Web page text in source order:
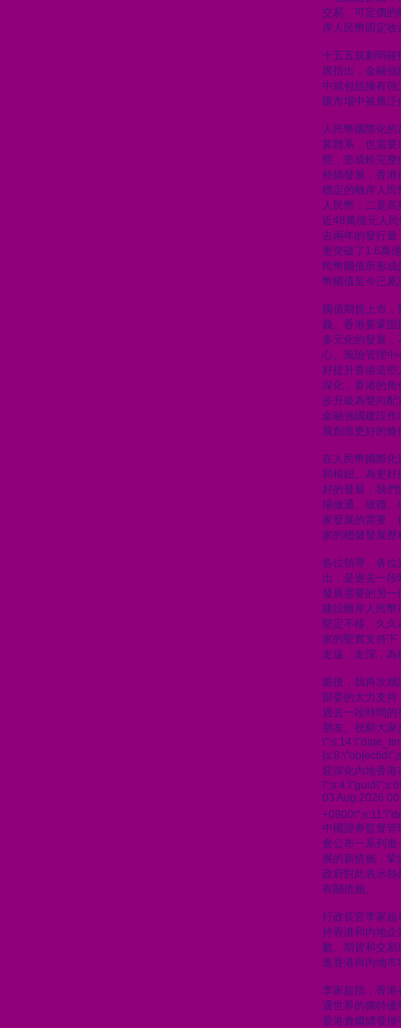
交易、可定價的
岸人民幣固定
十五五規劃明確
席指出，金融
中就包括擁有強
匯市場中被廣
人民幣國際化
算體系，也需要
態，形成較完整
持續發展，香港
穩定的離岸人
人民幣；二是
近48萬億元人
去兩年的發行
更突破了1.6萬
民幣國債所形
幣國債至今已
國債期貨上市
義。香港要鞏固
多元化的發展
心、風險管理中
好提升香港這些
深化，香港的角
步升級為雙向配
金融強國建設作
展創造更好的條
在人民幣國際化
和樞紐。為更好
好的發展，我們
場做通、做穩、
家發展的需要，
家的穩健發展歷
各位領導、各位
出，是過去一
發展需要的另一
建設離岸人民幣
堅定不移、久久
家的堅實支持下
走遠、走深，
最後，我再次
部委的大力支持
過去一段時間
朋友。祝願大
迎深化內地香港
03 Aug 2026
中國證券監督管
會公布一系列進
展的新措施，
政府對此表示熱
有關措施。
行政長官李家超
持香港和內地企
數、期貨和交
進香港與內地市
李家超指，香港
通世界的獨特優
香港會繼續發揮